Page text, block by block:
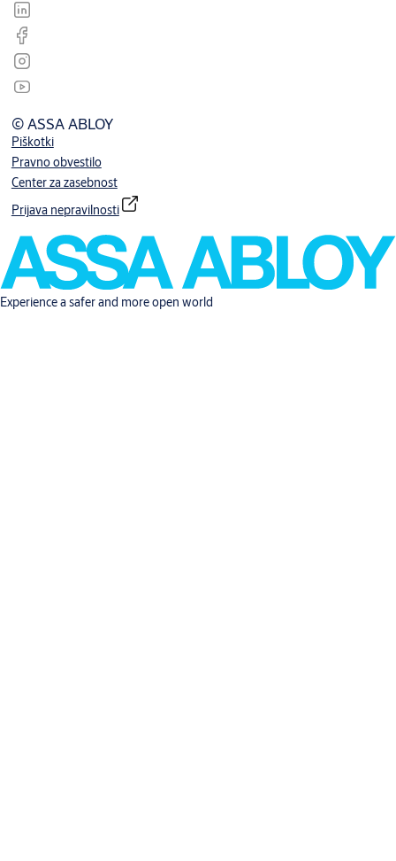
© ASSA ABLOY
Piškotki
Pravno obvestilo
Center za zasebnost
Prijava nepravilnosti
Experience a safer and more open world